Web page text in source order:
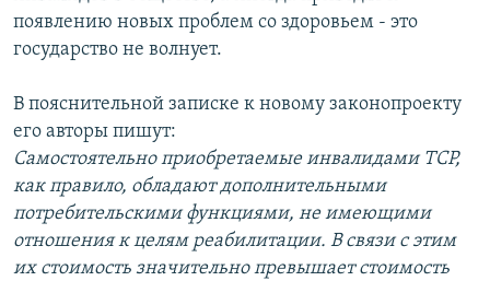
появлению новых проблем со здоровьем - это
государство не волнует.
В пояснительной записке к новому законопроекту
его авторы пишут:
Самостоятельно приобретаемые инвалидами TCP,
как правило, обладают дополнительными
потребительскими функциями, не имеющими
отношения к целям реабилитации. В связи с этим
их стоимость значительно превышает стоимость